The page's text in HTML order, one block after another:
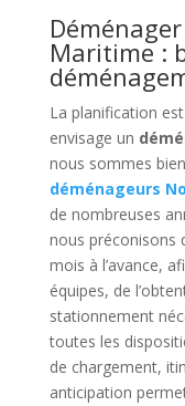
Maritime :
La planification
envisage un
nous sommes
déménageurs
de nombreuses
nous préconisons
mois à l’avance,
équipes, de
stationnement
toutes les
de chargement,
anticipation